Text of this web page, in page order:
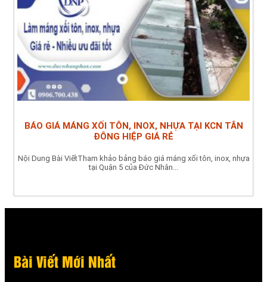
BÁO GIÁ MÁNG XỐI TÔN, INOX, NHỰA TẠI KCN TÂN
ĐÔNG HIỆP GIÁ RẺ
Nội Dung Bài ViếtTham khảo bảng báo giá máng xối tôn, inox, nhựa
tại Quận 5 của Đức Nhân...
Bài Viết Mới Nhất